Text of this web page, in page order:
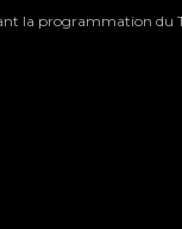
la programmation du